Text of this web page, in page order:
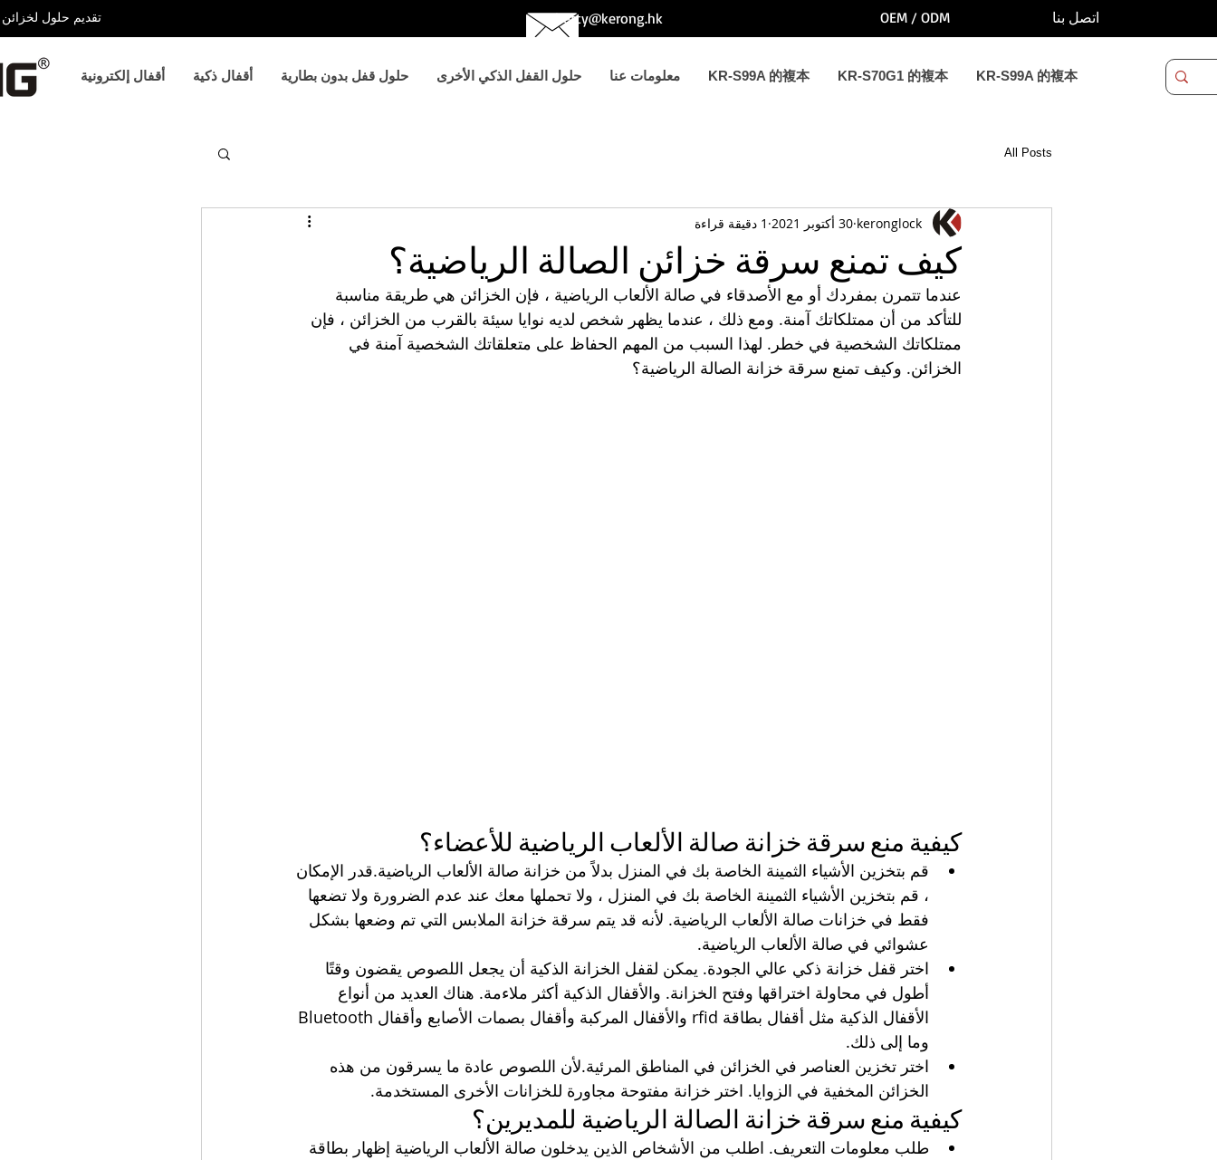
تقديم حلول لخزائن betty@kerong.hk OEM / ODM اتصل بنا
أقفال إلكترونية أقفال ذكية حلول قفل بدون بطارية حلول القفل الذكي الأخرى معلومات عنا KR-S99A 的複本 KR-S70G1 的複本 KR-S99A 的複本
All Posts
كيف تمنع سرقة خزائن الصالة الرياضية؟
keronglock 30 أكتوبر 2021 1 دقيقة قراءة
عندما تتمرن بمفردك أو مع الأصدقاء في صالة الألعاب الرياضية ، فإن الخزائن هي طريقة مناسبة
للتأكد من أن ممتلكاتك آمنة. ومع ذلك ، عندما يظهر شخص لديه نوايا سيئة بالقرب من الخزائن ، فإن
ممتلكاتك الشخصية في خطر. لهذا السبب من المهم الحفاظ على متعلقاتك الشخصية آمنة في
الخزائن. وكيف تمنع سرقة خزانة الصالة الرياضية؟
كيفية منع سرقة خزانة صالة الألعاب الرياضية للأعضاء؟
قم بتخزين الأشياء الثمينة الخاصة بك في المنزل بدلاً من خزانة صالة الألعاب الرياضية.قدر الإمكان
، قم بتخزين الأشياء الثمينة الخاصة بك في المنزل ، ولا تحملها معك عند عدم الضرورة ولا تضعها
فقط في خزانات صالة الألعاب الرياضية. لأنه قد يتم سرقة خزانة الملابس التي تم وضعها بشكل
عشوائي في صالة الألعاب الرياضية.
اختر قفل خزانة ذكي عالي الجودة. يمكن لقفل الخزانة الذكية أن يجعل اللصوص يقضون وقتًا
أطول في محاولة اختراقها وفتح الخزانة. والأقفال الذكية أكثر ملاءمة. هناك العديد من أنواع
وما إلى ذلك.
اختر تخزين العناصر في الخزائن في المناطق المرئية.لأن اللصوص عادة ما يسرقون من هذه
الخزائن المخفية في الزوايا. اختر خزانة مفتوحة مجاورة للخزانات الأخرى المستخدمة.
كيفية منع سرقة خزانة الصالة الرياضية للمديرين؟
طلب معلومات التعريف. اطلب من الأشخاص الذين يدخلون صالة الألعاب الرياضية إظهار بطاقة